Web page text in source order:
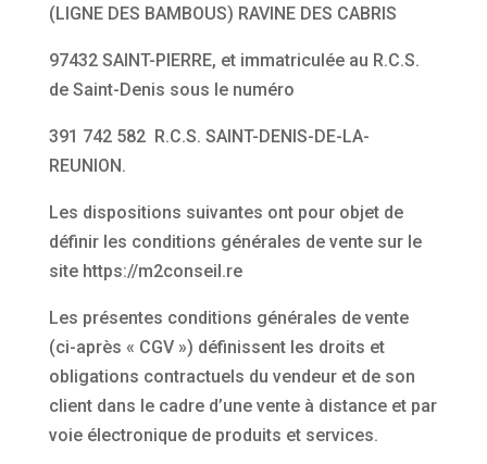
(LIGNE DES BAMBOUS) RAVINE DES CABRIS
97432 SAINT-PIERRE, et immatriculée au R.C.S.
de Saint-Denis sous le numéro
391 742 582 R.C.S. SAINT-DENIS-DE-LA-
REUNION.
Les dispositions suivantes ont pour objet de
définir les conditions générales de vente sur le
site https://m2conseil.re
Les présentes conditions générales de vente
(ci-après « CGV ») définissent les droits et
obligations contractuels du vendeur et de son
client dans le cadre d’une vente à distance et par
voie électronique de produits et services.